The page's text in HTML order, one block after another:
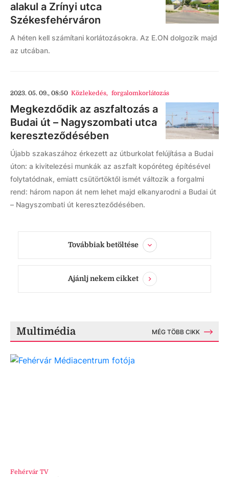
alakul a Zrínyi utca
Székesfehérváron
A héten kell számítani korlátozásokra. Az E.ON dolgozik majd
az utcában.
2023. 05. 09., 08:50 Közlekedés, forgalomkorlátozás
Megkezdődik az aszfaltozás a
Budai út – Nagyszombati utca
kereszteződésében
Újabb szakaszához érkezett az útburkolat felújítása a Budai
úton: a kivitelezési munkák az aszfalt kopóréteg építésével
folytatódnak, emiatt csütörtöktől ismét változik a forgalmi
rend: három napon át nem lehet majd elkanyarodni a Budai út
– Nagyszombati út kereszteződésében.
Továbbiak betöltése
Ajánlj nekem cikket
Multimédia MÉG TÖBB CIKK
Fehérvár TV